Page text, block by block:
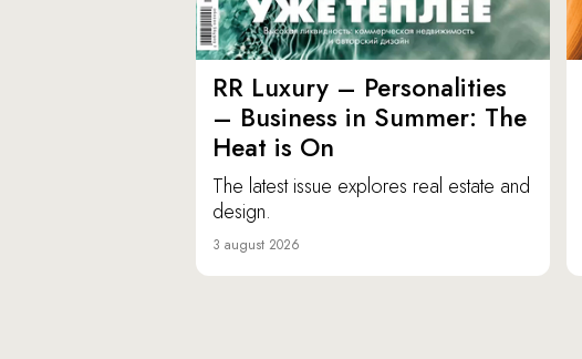
RR Luxury – Personalities
– Business in Summer: The
Heat is On
The latest issue explores real estate and
design.
3 august 2026